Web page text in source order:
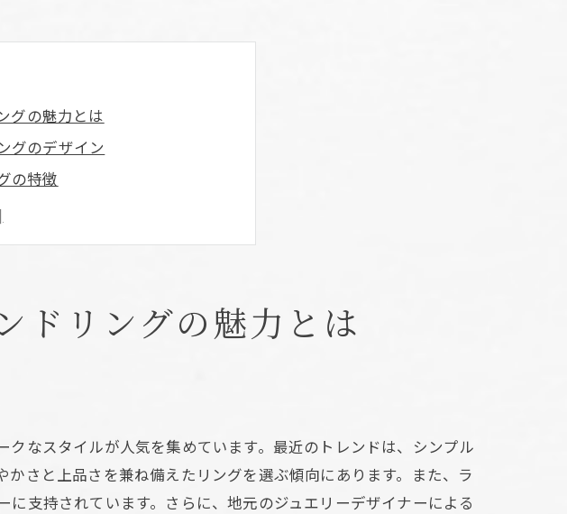
グの魅力とは
グのデザイン
の特徴
きたいポイント
グショップ
ダイヤモンドリングを選ぶ
ップ
ドリングの魅力とは
なスタイルが人気を集めています。最近のトレンドは、シンプル
さと上品さを兼ね備えたリングを選ぶ傾向にあります。また、ラ
支持されています。さらに、地元のジュエリーデザイナーによる